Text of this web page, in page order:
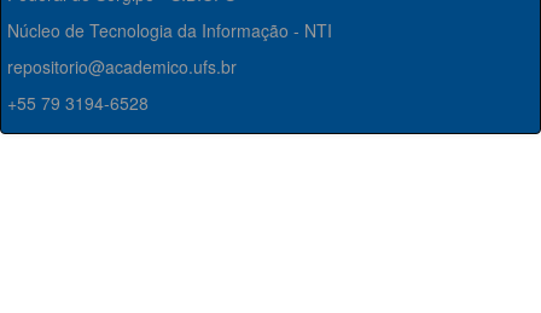
Núcleo de Tecnologia da Informação - NTI
repositorio@academico.ufs.br
+55 79 3194-6528